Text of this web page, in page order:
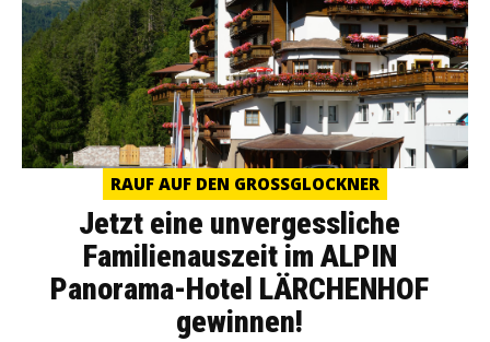
RAUF AUF DEN GROSSGLOCKNER
Jetzt eine unvergessliche
Familienauszeit im ALPIN
Panorama-Hotel LÄRCHENHOF
gewinnen!